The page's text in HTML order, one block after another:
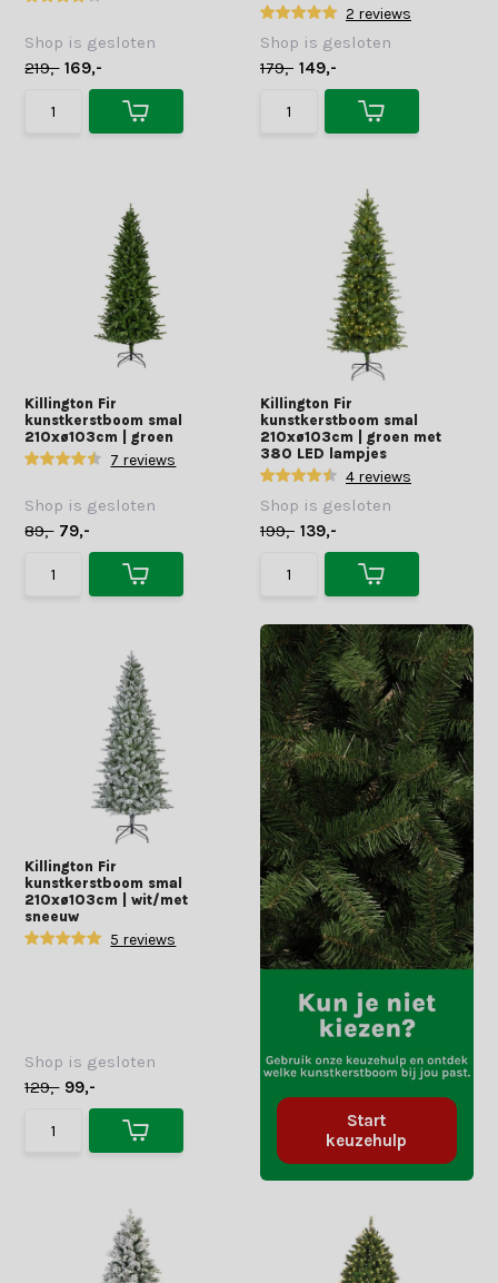
Shop is gesloten
219,- 169,-
2 reviews
Shop is gesloten
179,- 149,-
Killington Fir
kunstkerstboom smal
210xø103cm | groen
7 reviews
Shop is gesloten
89,- 79,-
Killington Fir
kunstkerstboom smal
210xø103cm | groen met
380 LED lampjes
4 reviews
Shop is gesloten
199,- 139,-
Killington Fir
kunstkerstboom smal
210xø103cm | wit/met
sneeuw
5 reviews
Shop is gesloten
129,- 99,-
Start
keuzehulp